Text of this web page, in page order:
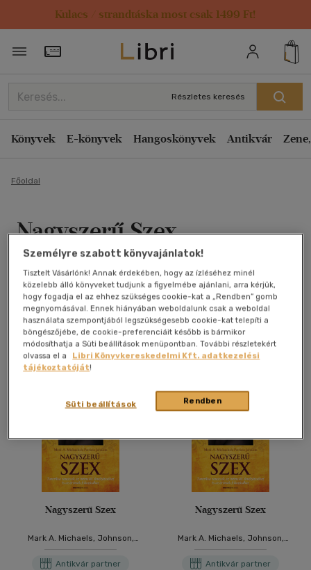
Kulacs / strandtáska most csak 1499 Ft!
Törzsvásárlói Kártya adatai
Részletes keresés
Könyvek E-könyvek Hangoskönyvek Antikvár
Főoldal
Nagyszerű Szex
Mark A. Michaels, Johnson, Patricia
Antikvár könyv (4db)
További formátumok
Nagyszerű Szex
Mark A. Michaels, Johnson,
Antikvár partner
Nagyszerű Szex
Mark A. Michaels, Johnson,
Antikvár partner
Személyre szabott könyvajánlatok!
Tisztelt Vásárlónk! Annak érdekében, hogy az ízléséhez minél
közelebb álló könyveket tudjunk a figyelmébe ajánlani, arra kérjük,
hogy fogadja el az ehhez szükséges cookie-kat a „Rendben” gomb
megnyomásával. Ennek hiányában weboldalunk csak a weboldal
használata szempontjából legszükségesebb cookie-kat telepíti a
böngészőjébe, de cookie-preferenciáit később is bármikor
módosíthatja a Süti beállítások menüpontban. További részletekért
olvassa el a
Libri Könyvkereskedelmi Kft. adatkezelési
tájékoztatóját!
Rendben
Süti beállítások